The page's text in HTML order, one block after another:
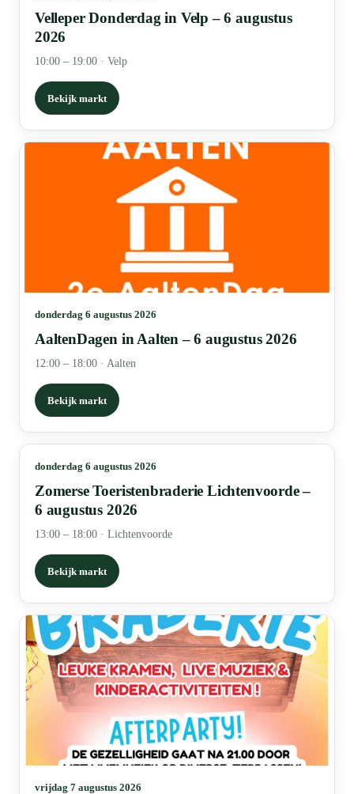
Velleper Donderdag in Velp – 6 augustus
2026
10:00 – 19:00 · Velp
Bekijk markt
donderdag 6 augustus 2026
AaltenDagen in Aalten – 6 augustus 2026
12:00 – 18:00 · Aalten
Bekijk markt
donderdag 6 augustus 2026
Zomerse Toeristenbraderie Lichtenvoorde –
6 augustus 2026
13:00 – 18:00 · Lichtenvoorde
Bekijk markt
vrijdag 7 augustus 2026